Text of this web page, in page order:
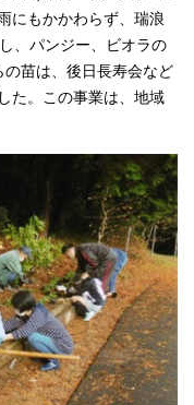
にもかかわらず、瑞浪
、パンジー、ビオラの
苗は、後日長寿会など
た。この事業は、地域